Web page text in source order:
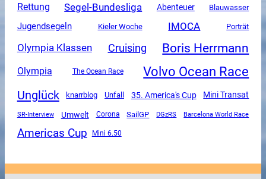
Rettung Segel-Bundesliga Abenteuer Blauwasser
Jugendsegeln Kieler Woche IMOCA Porträt
Olympia Klassen Cruising Boris Herrmann
Olympia The Ocean Race Volvo Ocean Race
Unglück knarrblog Unfall 35. America's Cup Mini Transat
SR-Interview Umwelt Corona SailGP DGzRS Barcelona World Race
Americas Cup Mini 6.50